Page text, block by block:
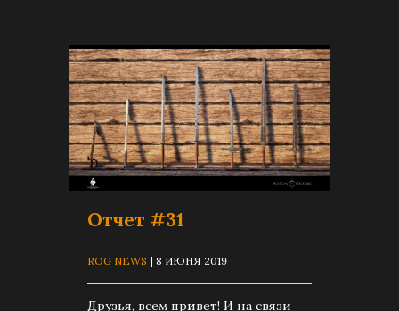
Отчет #31
ROG NEWS | 8 ИЮНЯ 2019
Друзья, всем привет! И на связи